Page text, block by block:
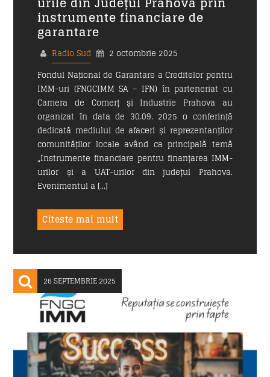
Email*
Subiect*
Mesaj*
Trimite
instrumente financiare de
garantare
Radio Sud
2 octombrie 2025
Fondul Național de Garantare a Creditelor pentru
IMM-uri (FNGCIMM SA – IFN) în parteneriat cu
Camera de Comerț și Industrie Prahova au
organizat în data de 30.09. 2025 o conferință
dedicată mediului de afaceri și reprezentanților
comunităților locale având ca principală temă
„Instrumente financiare pentru finanțarea IMM-
urilor și a UAT-urilor din județul Prahova.
Evenimentul a […]
Citeste mai mult
26 SEPTEMBRIE 2025